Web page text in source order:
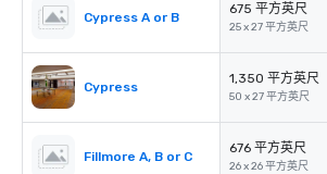
Cypress A or B
675 平方英尺
25 x 27 平方英尺
Cypress
1,350 平方英尺
50 x 27 平方英尺
Fillmore A, B or C
676 平方英尺
26 x 26 平方英尺